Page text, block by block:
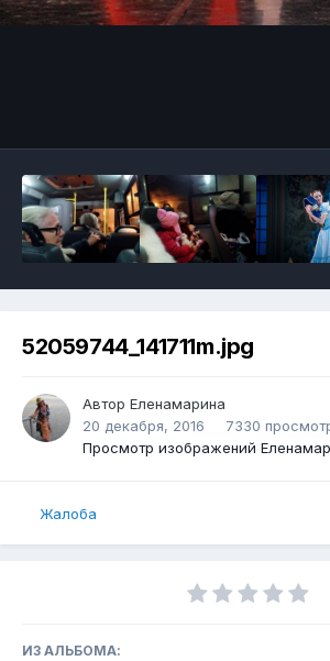
52059744_141711m.jpg
Автор Еленамарина
20 декабря, 2016
7330
Просмотр изображений
Жалоба
ИЗ АЛЬБОМА: